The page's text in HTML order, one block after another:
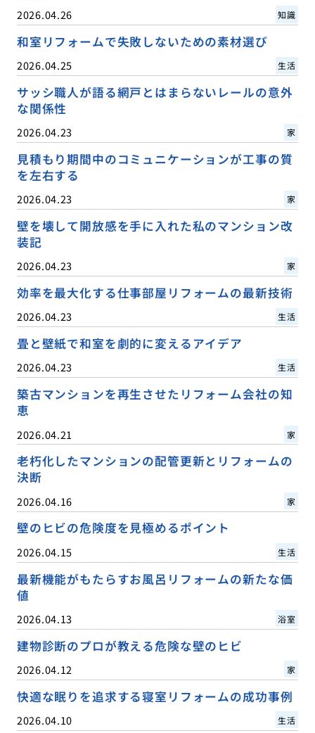
2026.04.26 知識
和室リフォームで失敗しないための素材選び
2026.04.25 生活
サッシ職人が語る網戸とはまらないレールの意外
な関係性
2026.04.23 家
見積もり期間中のコミュニケーションが工事の質
を左右する
2026.04.23 家
壁を壊して開放感を手に入れた私のマンション改
装記
2026.04.23 家
効率を最大化する仕事部屋リフォームの最新技術
2026.04.23 生活
畳と壁紙で和室を劇的に変えるアイデア
2026.04.23 生活
築古マンションを再生させたリフォーム会社の知
恵
2026.04.21 家
老朽化したマンションの配管更新とリフォームの
決断
2026.04.16 家
壁のヒビの危険度を見極めるポイント
2026.04.15 生活
最新機能がもたらすお風呂リフォームの新たな価
値
2026.04.13 浴室
建物診断のプロが教える危険な壁のヒビ
2026.04.12 家
快適な眠りを追求する寝室リフォームの成功事例
2026.04.10 生活